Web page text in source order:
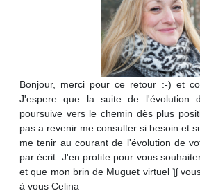
Bonjour, merci pour ce retour :-) et
J'espere que la suite de l'évolution
poursuive vers le chemin dès plus
pas a revenir me consulter si besoin et
me tenir au courant de l'évolution de
par écrit. J'en profite pour vous
et que mon brin de Muguet virtuel ƪʃ
à vous Celina